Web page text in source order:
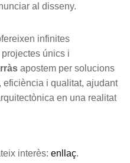
al disseny.
infinites
únics i
apostem per solucions
eficiència i qualitat, ajudant
en una realitat
interès: enllaç.